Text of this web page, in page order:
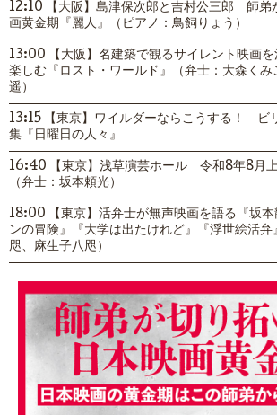
12:10 【大阪】島津保次郎と吉村公三郎 師弟
画黄金期『麗人』（ピアノ：鳥飼りょう）
13:00 【大阪】名建築で観るサイレント映画
楽しむ『ロスト・ワールド』（弁士：大森くみ
遥）
13:15 【東京】ワイルダーならこうする！ ビ
集『日曜日の人々』
16:40 【東京】浅草演芸ホール 令和8年8月
（弁士：坂本頼光）
18:00 【東京】活弁士が無声映画を語る『坂本
ンの冒険』『大学は出たけれど』『浮世絵活弁
咫、麻生子八咫）